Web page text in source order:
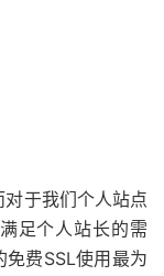
于我们个人站点
足个人站长的需
免费SSL使用最为